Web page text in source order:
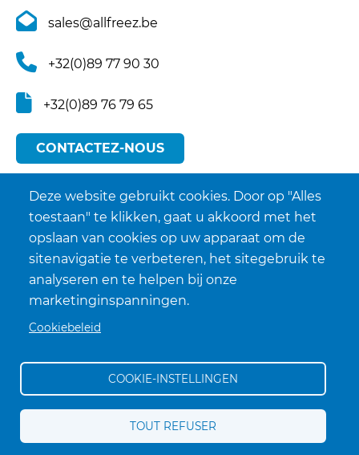
sales@allfreez.be
+32(0)89 77 90 30
+32(0)89 76 79 65
CONTACTEZ-NOUS
Conditions générales de vente
Politique de confidentialité
Deze website gebruikt cookies. Door op "Alles
toestaan" te klikken, gaat u akkoord met het
opslaan van cookies op uw apparaat om de
sitenavigatie te verbeteren, het sitegebruik te
analyseren en te helpen bij onze
marketinginspanningen.
Cookiebeleid
COOKIE-INSTELLINGEN
TOUT REFUSER